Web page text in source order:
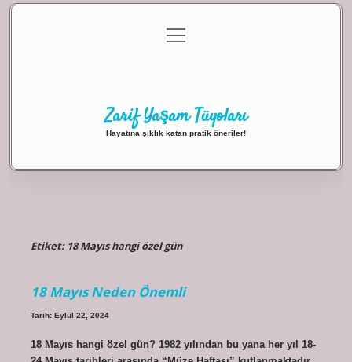
Gizlilik Politikası
menüyü
aç
Zarif Yaşam Tüyoları
Hayatına şıklık katan pratik öneriler!
Etiket: 18 Mayıs hangi özel gün
18 Mayıs Neden Önemli
Tarih: Eylül 22, 2024
18 Mayıs hangi özel gün? 1982 yılından bu yana her yıl 18-